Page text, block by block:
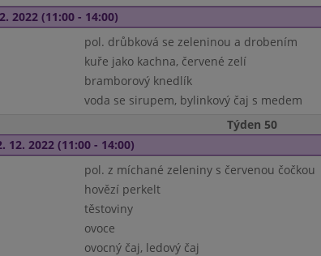
2022 (11:00 - 14:00)
pol. drůbková se zeleninou a drobením
kuře jako kachna, červené zelí
bramborový knedlík
voda se sirupem, bylinkový čaj s medem
Týden 50
12. 2022 (11:00 - 14:00)
pol. z míchané zeleniny s červenou čočkou
hovězí perkelt
těstoviny
ovoce
ovocný čaj, ledový čaj